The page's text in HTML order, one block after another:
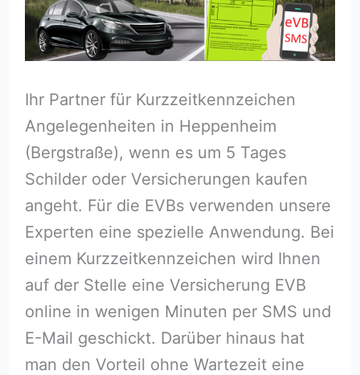
Ihr Partner für Kurzzeitkennzeichen
Angelegenheiten in Heppenheim
(Bergstraße), wenn es um 5 Tages
Schilder oder Versicherungen kaufen
angeht. Für die EVBs verwenden unsere
Experten eine spezielle Anwendung. Bei
einem Kurzzeitkennzeichen wird Ihnen
auf der Stelle eine Versicherung EVB
online in wenigen Minuten per SMS und
E-Mail geschickt. Darüber hinaus hat
man den Vorteil ohne Wartezeit eine